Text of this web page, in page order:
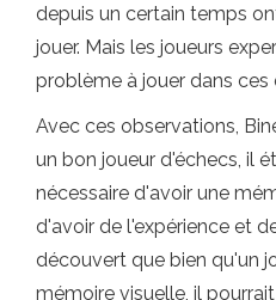
depuis un certain temps
jouer. Mais les joueurs
problème à jouer dans ces
Avec ces observations,
un bon joueur d'échecs, il
nécessaire d'avoir une
d'avoir de l'expérience et
découvert que bien qu'un
mémoire visuelle, il